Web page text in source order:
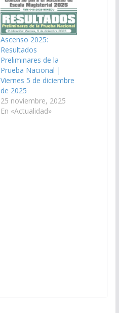
Ascenso 2025:
Resultados
Preliminares de la
Prueba Nacional |
Viernes 5 de diciembre
de 2025
25 noviembre, 2025
En «Actualidad»